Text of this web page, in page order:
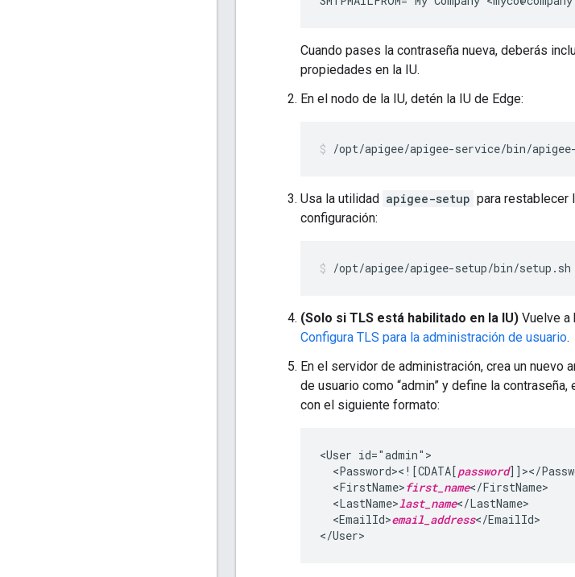
Cuando pases la contraseña nueva, deberás
propiedades en la IU.
En el nodo de la IU, detén la IU de Edge:
/opt/apigee/apigee-service/bin/
Usa la utilidad apigee-setup para restablecer
configuración:
/opt/apigee/apigee-setup/bin/
(Solo si TLS está habilitado en la IU) Vuelve a
Configura TLS para la administración de usuario.
En el servidor de administración, crea un nuevo
de usuario como “admin” y define la
con el siguiente formato:
<User id="admin">
  <Password><![CDATA[
password]]></
  <FirstName>
first_name</FirstName>
  <LastName>
last_name</LastName>
  <EmailId>
email_address</EmailId>
</User>